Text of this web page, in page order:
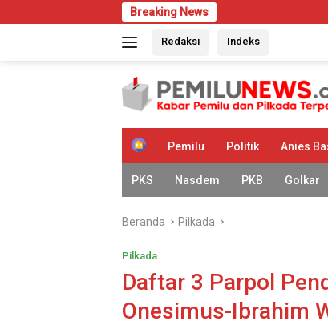
ke
Breaking News 7 Tanda
Redaksi Indeks
H
m
e
Pemilu Politik Anies
PKS Nasdem PKB Golkar
Beranda Pilkada
Pilkada
Daftar 3 Parpol
Onesimus-Ibrahim